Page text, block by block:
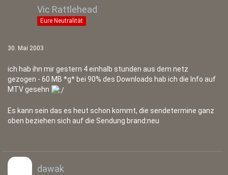
Vic Rattlehead
Eure Neutralität
30. Mai 2003
ich hab ihn mir gestern 4 einhalb stunden aus dem netz
gezogen - 60 MB *g* bei 90% des Downloads hab ich die Info auf
MTV gesehn
Es kann sein das es heut schon kommt, die sendetermine ganz
oben beziehen sich auf die Sendung brand:neu
dawak